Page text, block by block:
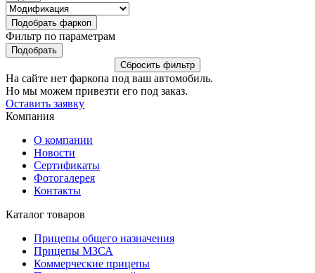
Фильтр по параметрам
На сайте нет фаркопа под ваш автомобиль.
Но мы можем привезти его под заказ.
Оставить заявку
Компания
О компании
Новости
Сертификаты
Фотогалерея
Контакты
Каталог товаров
Прицепы общего назначения
Прицепы МЗСА
Коммерческие прицепы